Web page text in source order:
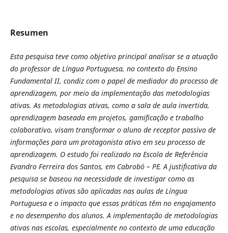
Resumen
Esta pesquisa teve como objetivo principal analisar se a atuação
do professor de Língua Portuguesa, no contexto do Ensino
Fundamental II, condiz com o papel de mediador do processo de
aprendizagem, por meio da implementação das metodologias
ativas. As metodologias ativas, como a sala de aula invertida,
aprendizagem baseada em projetos, gamificação e trabalho
colaborativo, visam transformar o aluno de receptor passivo de
informações para um protagonista ativo em seu processo de
aprendizagem. O estudo foi realizado na Escola de Referência
Evandro Ferreira dos Santos, em Cabrobó – PE. A justificativa da
pesquisa se baseou na necessidade de investigar como as
metodologias ativas são aplicadas nas aulas de Língua
Portuguesa e o impacto que essas práticas têm no engajamento
e no desempenho dos alunos. A implementação de metodologias
ativas nas escolas, especialmente no contexto de uma educação